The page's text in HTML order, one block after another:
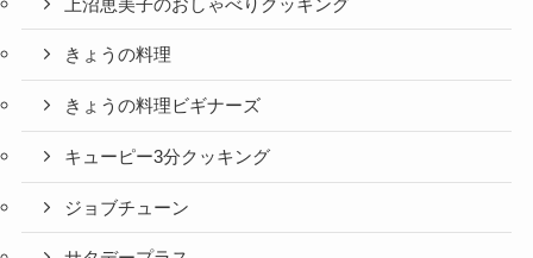
上沼恵美子のおしゃべりクッキング
きょうの料理
きょうの料理ビギナーズ
キューピー3分クッキング
ジョブチューン